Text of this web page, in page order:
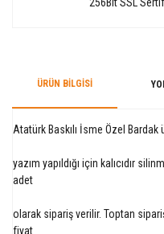
ÜRÜN BILGISI
Atatürk Baskılı İsme Özel
yazım yapıldığı için kalıcıdır
adet
olarak sipariş verilir. Toptan
fiyat